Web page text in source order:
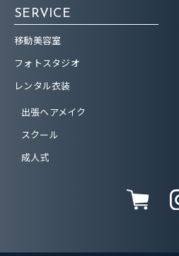
SERVICE
移動美容室
フォトスタジオ
レンタル衣装
出張ヘアメイク
スクール
成人式